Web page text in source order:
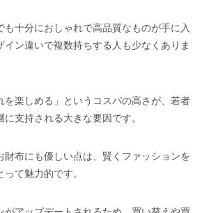
も十分におしゃれで高品質なものが手に入
イン違いで複数持ちする人も少なくありま
を楽しめる」というコスパの高さが、若者
支持される大きな要因です。
財布にも優しい点は、賢くファッションを
て魅力的です。